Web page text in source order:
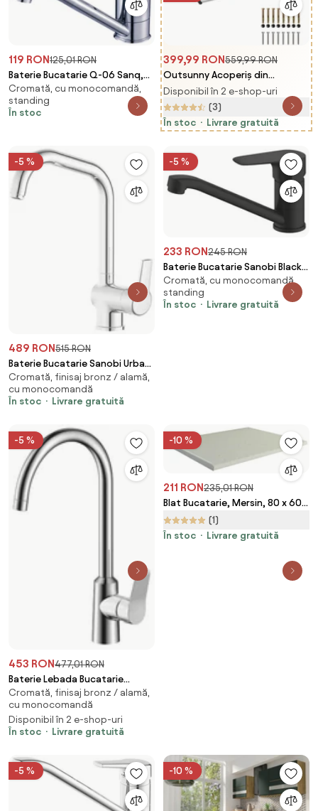
119 RON125,01 RON
Baterie Bucatarie Q-06 Sanq,
pipa medie, Argintiu, cartus cu
discuri ceramice D 40 mm
Cromată, cu monocomandă,
standing
În stoc
399,99 RON559,99 RON
Outsunny Acoperiș din
Policarbonat și Aluminiu pentru
Balcoane, Ferestre și Uși,
Pensilină Exterioară cu Suport
din PP, 303x96x27 cm,
Disponibil în 2 e-shop-uri
(3)
În stoc
Livrare gratuită
-5 %
489 RON515 RON
Baterie Bucatarie Sanobi Urban,
pipa inalta, Argintiu, cartus
ceramic D 40 mm
Cromată, finisaj bronz / alamă,
cu monocomandă
În stoc
Livrare gratuită
-5 %
233 RON245 RON
Baterie Bucatarie Sanobi Black,
pipa medie, Negru, cartus
ceramic D 35 mm
Cromată, cu monocomandă,
standing
În stoc
Livrare gratuită
-5 %
453 RON477,01 RON
Baterie Lebada Bucatarie
Sanobi Lotus, pipa inalta,
Argintiu, cartus ceramic D 35
mm
Cromată, finisaj bronz / alamă,
cu monocomandă
Disponibil în 2 e-shop-uri
În stoc
Livrare gratuită
-10 %
211 RON235,01 RON
Blat Bucatarie, Mersin, 80 x 60
cm
(1)
În stoc
Livrare gratuită
-5 % -10 %